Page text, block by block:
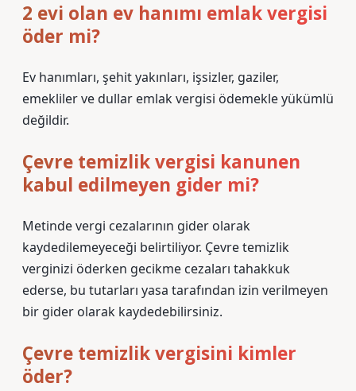
2 evi olan ev hanımı emlak vergisi
öder mi?
Ev hanımları, şehit yakınları, işsizler, gaziler,
emekliler ve dullar emlak vergisi ödemekle yükümlü
değildir.
Çevre temizlik vergisi kanunen
kabul edilmeyen gider mi?
Metinde vergi cezalarının gider olarak
kaydedilemeyeceği belirtiliyor. Çevre temizlik
verginizi öderken gecikme cezaları tahakkuk
ederse, bu tutarları yasa tarafından izin verilmeyen
bir gider olarak kaydedebilirsiniz.
Çevre temizlik vergisini kimler
öder?